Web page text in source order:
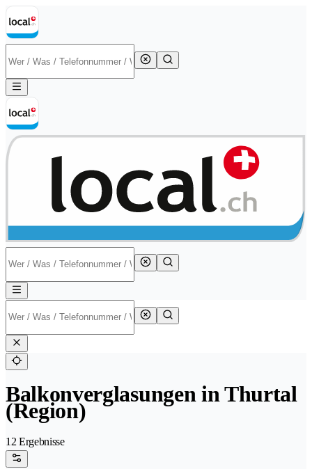
Balkonverglasungen in Thurtal
(Region)
12 Ergebnisse